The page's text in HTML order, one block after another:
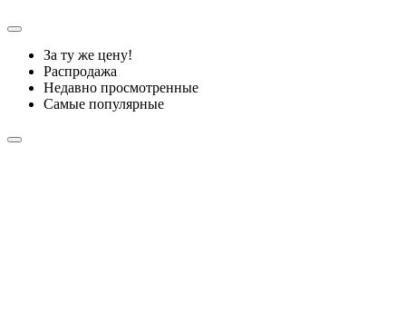
За ту же цену!
Распродажа
Недавно просмотренные
Самые популярные